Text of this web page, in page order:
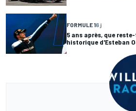
FORMULE 16 j
5 ans après, que
historique d'Esteban